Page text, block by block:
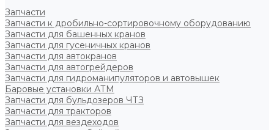
Запчасти
Запчасти к дробильно-сортировочному оборудованию
Запчасти для башенных кранов
Запчасти для гусеничных кранов
Запчасти для автокранов
Запчасти для автогрейдеров
Запчасти для гидроманипуляторов и автовышек
Баровые установки АТМ
Запчасти для бульдозеров ЧТЗ
Запчасти для тракторов
Запчасти для вездеходов